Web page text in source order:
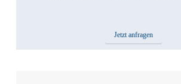
Jetzt anfragen